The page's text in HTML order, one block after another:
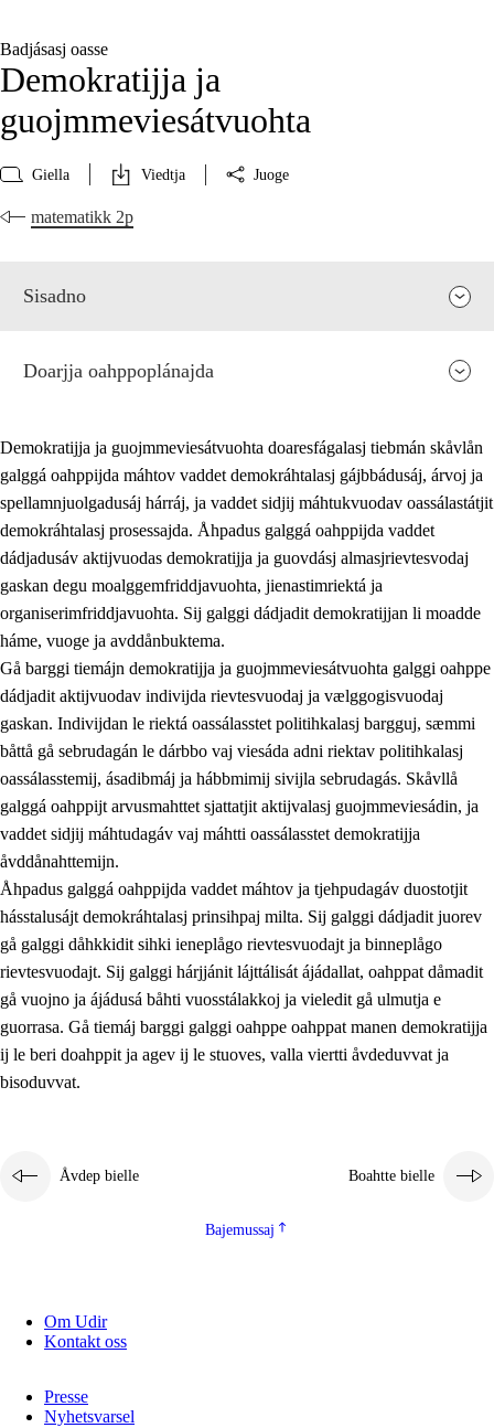
Badjásasj oasse
Demokratijja ja
guojmmeviesátvuohta
Giella Viedtja Juoge
matematikk 2p
Sisadno
2. Prinsihpa oahppama, åvddånahttema ja ávddama hárráj
2.1 Sosiála oahppam ja åvddånibme
2.2 Máhtudahka fágáj hárráj
2.3 Vuodulasj tjehpudagá
2.4 Oahppat oahppat
Doaresfágalasj tiemá
2.5 Doaresfágalasj tiemá
2.5.1 Álmmukvarresvuohta ja iellemrijbadibme
2.5.2 Demokratijja ja guojmmeviesátvuohta
2.5.3 Guoddelis åvddånibme
Doarjja oahppoplánajda
Demokratijja ja guojmmeviesátvuohta doaresfágalasj tiebmán skåvlån
galggá oahppijda máhtov vaddet demokráhtalasj gájbbádusáj, árvoj ja
spellamnjuolgadusáj hárráj, ja vaddet sidjij máhtukvuodav oassálastátjit
demokráhtalasj prosessajda. Åhpadus galggá oahppijda vaddet
dádjadusáv aktijvuodas demokratijja ja guovdásj almasjrievtesvodaj
gaskan degu moalggemfriddjavuohta, jienastimriektá ja
organiserimfriddjavuohta. Sij galggi dádjadit demokratijjan li moadde
háme, vuoge ja avddånbuktema.
Gå barggi tiemájn demokratijja ja guojmmeviesátvuohta galggi oahppe
dádjadit aktijvuodav indivijda rievtesvuodaj ja vælggogisvuodaj
gaskan. Indivijdan le riektá oassálasstet politihkalasj bargguj, sæmmi
båttå gå sebrudagán le dárbbo vaj viesáda adni riektav politihkalasj
oassálasstemij, ásadibmáj ja hábbmimij sivijla sebrudagás. Skåvllå
galggá oahppijt arvusmahttet sjattatjit aktijvalasj guojmmeviesádin, ja
vaddet sidjij máhtudagáv vaj máhtti oassálasstet demokratijja
åvddånahttemijn.
Åhpadus galggá oahppijda vaddet máhtov ja tjehpudagáv duostotjit
hásstalusájt demokráhtalasj prinsihpaj milta. Sij galggi dádjadit juorev
gå galggi dåhkkidit sihki ieneplågo rievtesvuodajt ja binneplågo
rievtesvuodajt. Sij galggi hárjjánit lájttálisát ájádallat, oahppat dåmadit
gå vuojno ja ájádusá båhti vuosstálakkoj ja vieledit gå ulmutja e
guorrasa. Gå tiemáj barggi galggi oahppe oahppat manen demokratijja
ij le beri doahppit ja agev ij le stuoves, valla viertti åvdeduvvat ja
bisoduvvat.
Åvdep bielle Boahtte bielle
Bajemussaj
Om Udir
Kontakt oss
Presse
Nyhetsvarsel